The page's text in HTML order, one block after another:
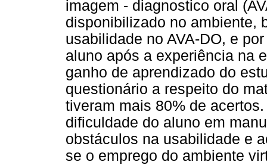
imagem - diagnostico oral
disponibilizado no ambiente,
usabilidade no AVA-DO, e
aluno após a experiência na
ganho de aprendizado do
questionário a respeito do
tiveram mais 80% de
dificuldade do aluno em
obstáculos na usabilidade e
se o emprego do ambiente